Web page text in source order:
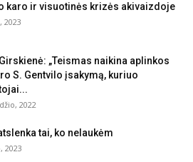
karo ir visuotinės krizės akivaizdoje
2023
„Teismas naikina aplinkos
S. Gentvilo įsakymą, kuriuo
2022
tai, ko nelaukėm
2023